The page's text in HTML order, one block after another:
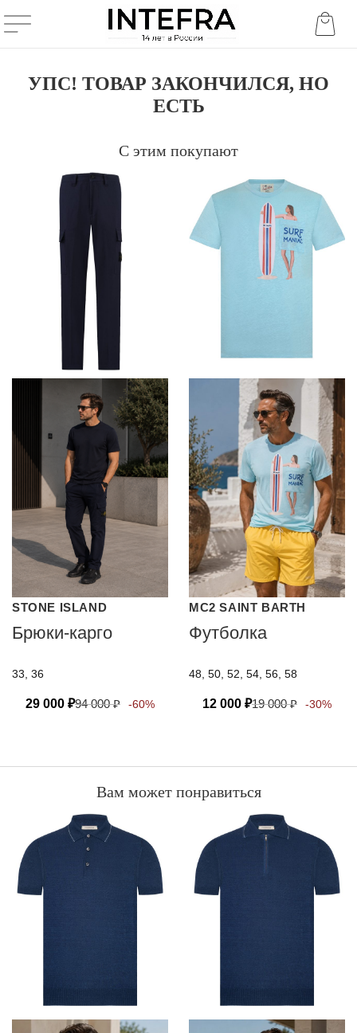
УПС! ТОВАР ЗАКОНЧИЛСЯ, НО
ЕСТЬ
С этим покупают
STONE ISLAND
Брюки-карго
33, 36
29 000 ₽94 000₽ -60%
MC2 SAINT BARTH
Футболка
48, 50, 52, 54, 56, 58
12 000 ₽19 000₽ -30%
Вам может понравиться